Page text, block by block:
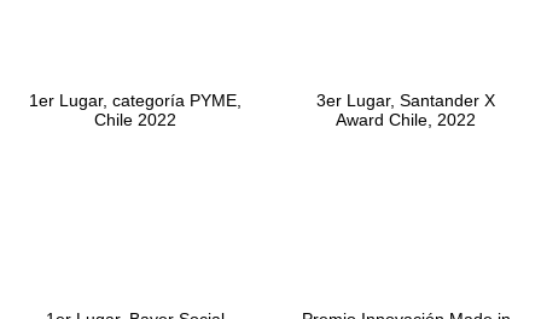
1er Lugar, categoría PYME,
Chile 2022
3er Lugar, Santander X
Award Chile, 2022